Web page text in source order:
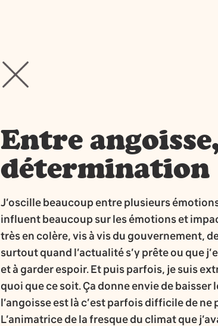
Entre
détermination
J’oscille beaucoup entre plusieurs
influent beaucoup sur les émotions et
très en colère, vis à vis du gouvernement,
surtout quand l’actualité s’y prête ou que
et à garder espoir. Et puis parfois, je suis
quoi que ce soit. Ça donne envie de
l’angoisse est là c’est parfois difficile de
L’animatrice de la fresque du climat que